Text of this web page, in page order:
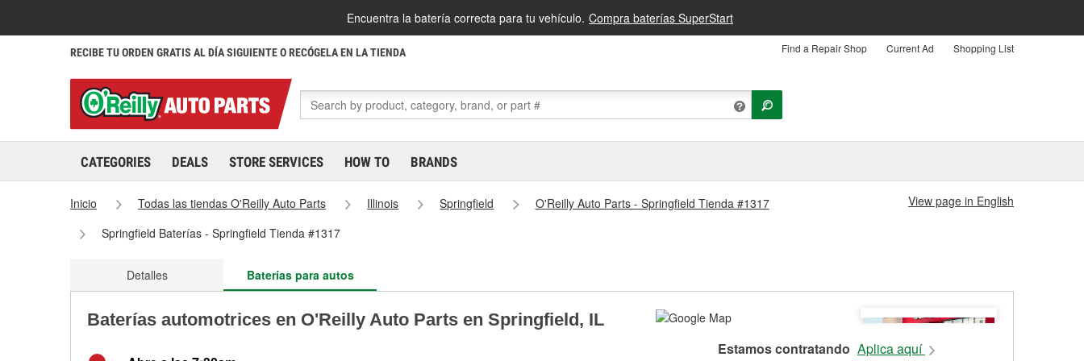
Encuentra la batería correcta para tu vehículo. Compra baterías SuperStart
RECIBE TU ORDEN GRATIS AL DÍA SIGUIENTE O RECÓGELA EN LA TIENDA Find a Repair Shop Current Ad Shopping List
CATEGORIES DEALS STORE SERVICES HOW TO BRANDS
Inicio Todas las tiendas O'Reilly Auto Parts Illinois Springfield
O'Reilly Auto Parts - Springfield Tienda #1317
Springfield Baterías - Springfield Tienda #1317
View page in English
Detalles Baterías para autos
Baterías automotrices en O'Reilly Auto Parts en Springfield, IL
Estamos contratando Aplica aquí